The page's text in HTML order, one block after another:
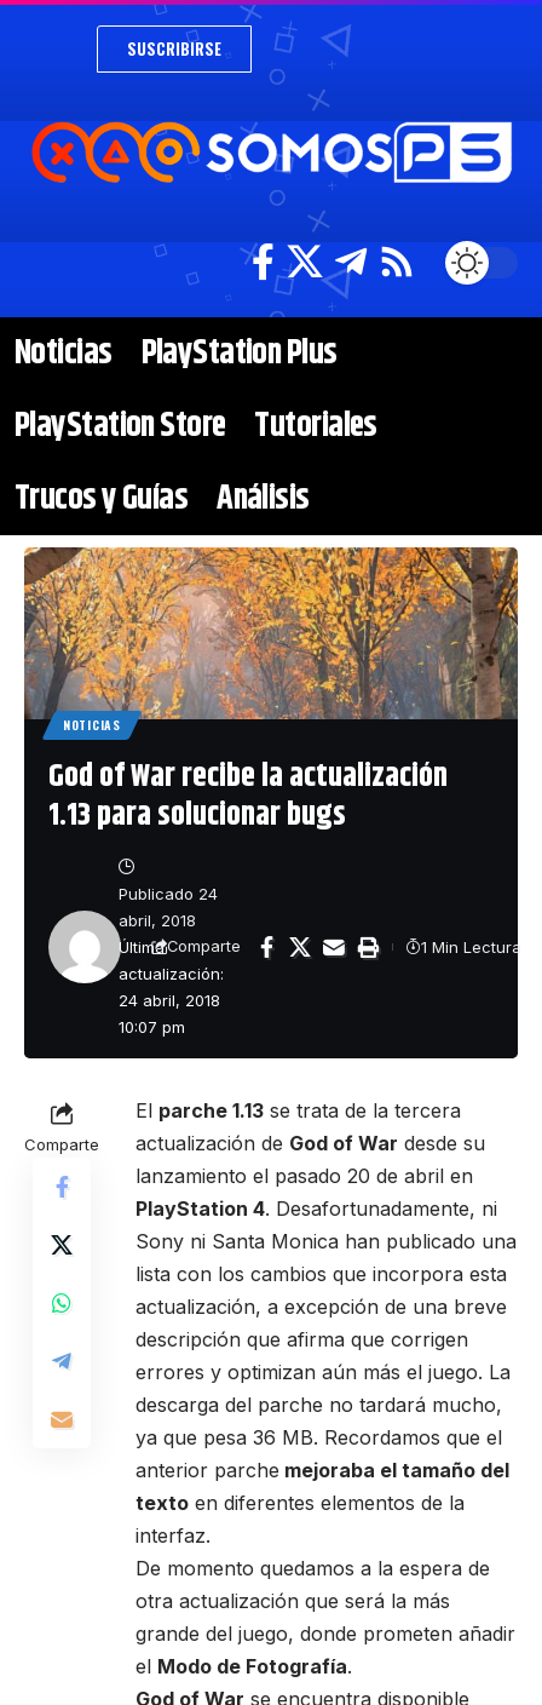
SUSCRIBIRSE
Noticias
PlayStation Plus
PlayStation Store Tutoriales
Trucos y Guías Análisis
NOTICIAS
God of War recibe la actualización
1.13 para solucionar bugs
Última
actualización:
24 abril, 2018
10:07 pm
Publicado 24
abril, 2018
Comparte 1 Min Lectura
Comparte
El parche 1.13 se trata de la tercera
actualización de God of War desde su
lanzamiento el pasado 20 de abril en
PlayStation 4. Desafortunadamente, ni
Sony ni Santa Monica han publicado una
lista con los cambios que incorpora esta
actualización, a excepción de una breve
descripción que afirma que corrigen
errores y optimizan aún más el juego. La
descarga del parche no tardará mucho,
ya que pesa 36 MB. Recordamos que el
anterior parche mejoraba el tamaño del
texto en diferentes elementos de la
interfaz.
De momento quedamos a la espera de
otra actualización que será la más
grande del juego, donde prometen añadir
el Modo de Fotografía.
God of War se encuentra disponible